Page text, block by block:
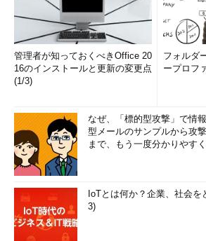
管理者が知っておくべきOffice 20
16のインストールと更新の変更点
(1/3)
フォルダ
ープロフ
なぜ、「標的型攻撃」で情
型メールのサンプルから攻
まで、もう一度分かりやす
IoTとは何か？企業、社会
3)